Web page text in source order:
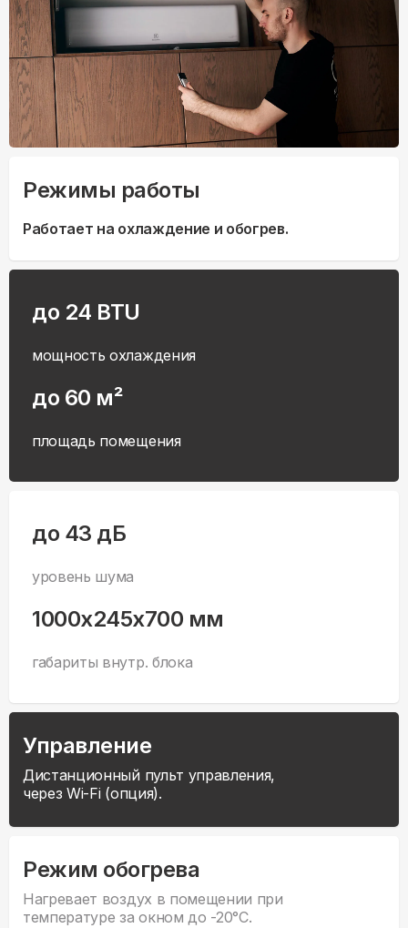
Режимы работы
Работает на охлаждение и обогрев.
до 24 BTU
мощность охлаждения
до 60 м²
площадь помещения
до 43 дБ
уровень шума
1000x245x700 мм
габариты внутр. блока
Управление
Дистанционный пульт управления,
через Wi-Fi (опция).
Режим обогрева
Нагревает воздух в помещении при
температуре за окном до -20°С.